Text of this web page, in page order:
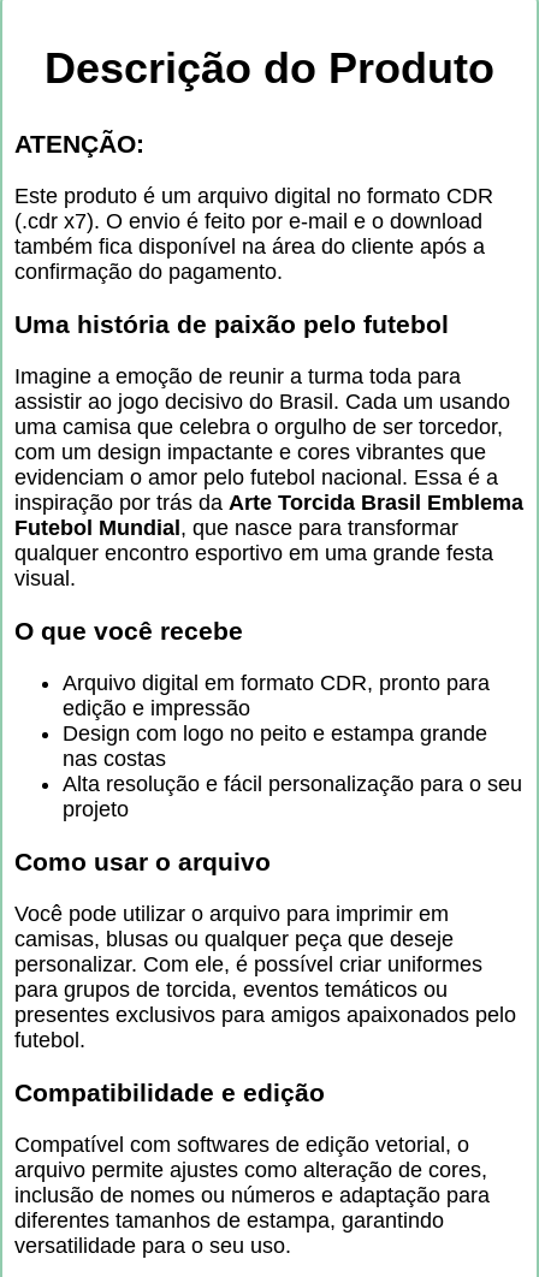
Descrição do Produto
ATENÇÃO:
Este produto é um arquivo digital no formato CDR
(.cdr x7). O envio é feito por e-mail e o download
também fica disponível na área do cliente após a
confirmação do pagamento.
Uma história de paixão pelo futebol
Imagine a emoção de reunir a turma toda para
assistir ao jogo decisivo do Brasil. Cada um usando
uma camisa que celebra o orgulho de ser torcedor,
com um design impactante e cores vibrantes que
evidenciam o amor pelo futebol nacional. Essa é a
inspiração por trás da Arte Torcida Brasil Emblema
Futebol Mundial, que nasce para transformar
qualquer encontro esportivo em uma grande festa
visual.
O que você recebe
Arquivo digital em formato CDR, pronto para
edição e impressão
Design com logo no peito e estampa grande
nas costas
Alta resolução e fácil personalização para o seu
projeto
Como usar o arquivo
Você pode utilizar o arquivo para imprimir em
camisas, blusas ou qualquer peça que deseje
personalizar. Com ele, é possível criar uniformes
para grupos de torcida, eventos temáticos ou
presentes exclusivos para amigos apaixonados pelo
futebol.
Compatibilidade e edição
Compatível com softwares de edição vetorial, o
arquivo permite ajustes como alteração de cores,
inclusão de nomes ou números e adaptação para
diferentes tamanhos de estampa, garantindo
versatilidade para o seu uso.